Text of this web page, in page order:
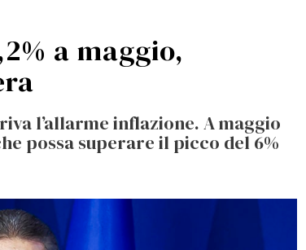
a maggio,
l’allarme inflazione. A maggio
possa superare il picco del 6%